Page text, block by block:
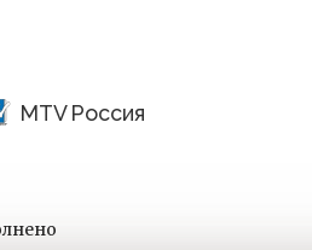
MTV Россия